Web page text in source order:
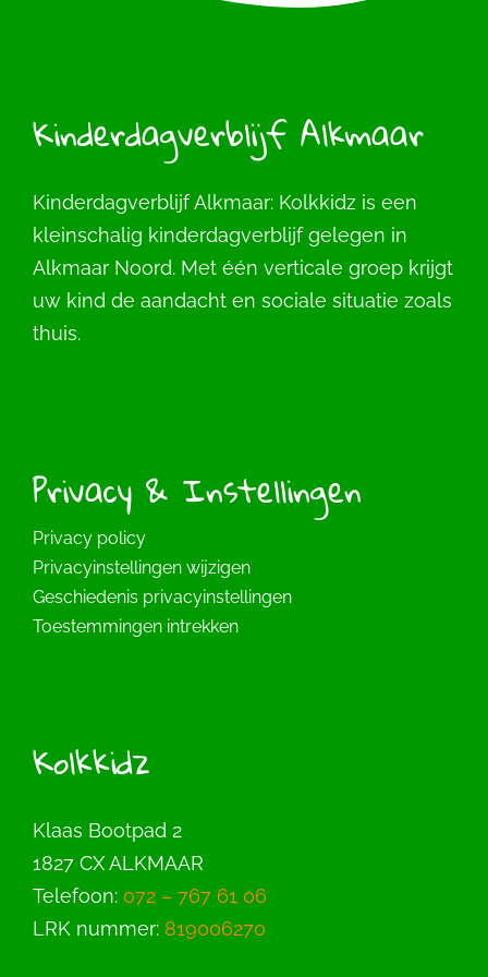
Kinderdagverblijf Alkmaar
Kinderdagverblijf Alkmaar: Kolkkidz is een
kleinschalig kinderdagverblijf gelegen in
Alkmaar Noord. Met één verticale groep krijgt
uw kind de aandacht en sociale situatie zoals
thuis.
Privacy & Instellingen
Privacy policy
Privacyinstellingen wijzigen
Geschiedenis privacyinstellingen
Toestemmingen intrekken
Kolkkidz
Klaas Bootpad 2
1827 CX ALKMAAR
Telefoon: 072 – 767 61 06
LRK nummer: 819006270